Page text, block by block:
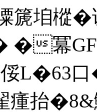
垍樅�
冪
L�63口
瘇抬